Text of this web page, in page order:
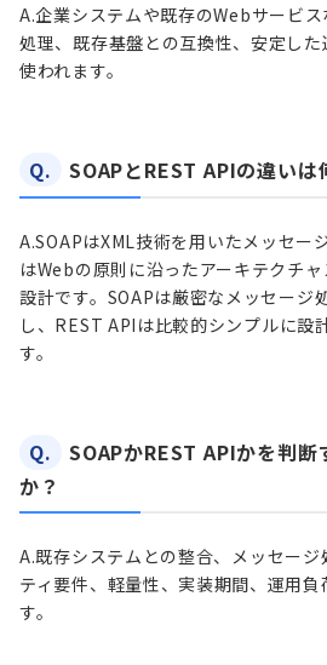
A.企業システムや既存のWebサービ
処理、既存基盤との互換性、安定し
使われます。
Q. SOAPとREST APIの違いは
A.SOAPはXML技術を用いたメッセー
はWebの原則に沿ったアーキテクチ
設計です。SOAPは厳密なメッセージ
し、REST APIは比較的シンプルに設
す。
Q.
SOAPかREST APIかを判
か？
A.既存システムとの整合、メッセージ
ティ要件、軽量性、実装期間、運用
す。